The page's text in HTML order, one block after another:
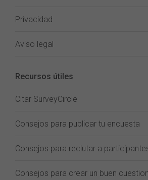
Privacidad
Aviso legal
Recursos útiles
Citar SurveyCircle
Consejos para publicar tu encuesta
Consejos para reclutar a
Consejos para crear un buen